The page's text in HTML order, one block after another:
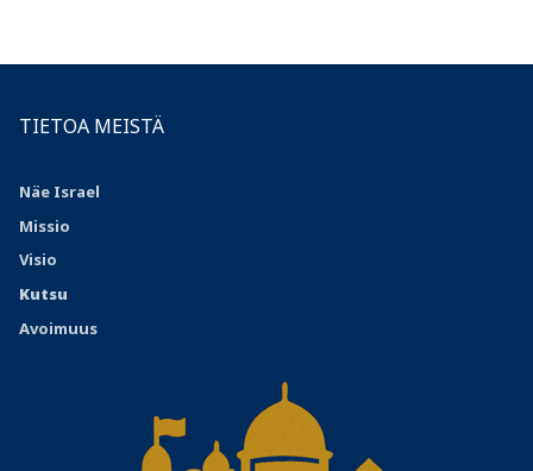
TIETOA MEISTÄ
Näe Israel
Missio
Visio
Kutsu
Avoimuus